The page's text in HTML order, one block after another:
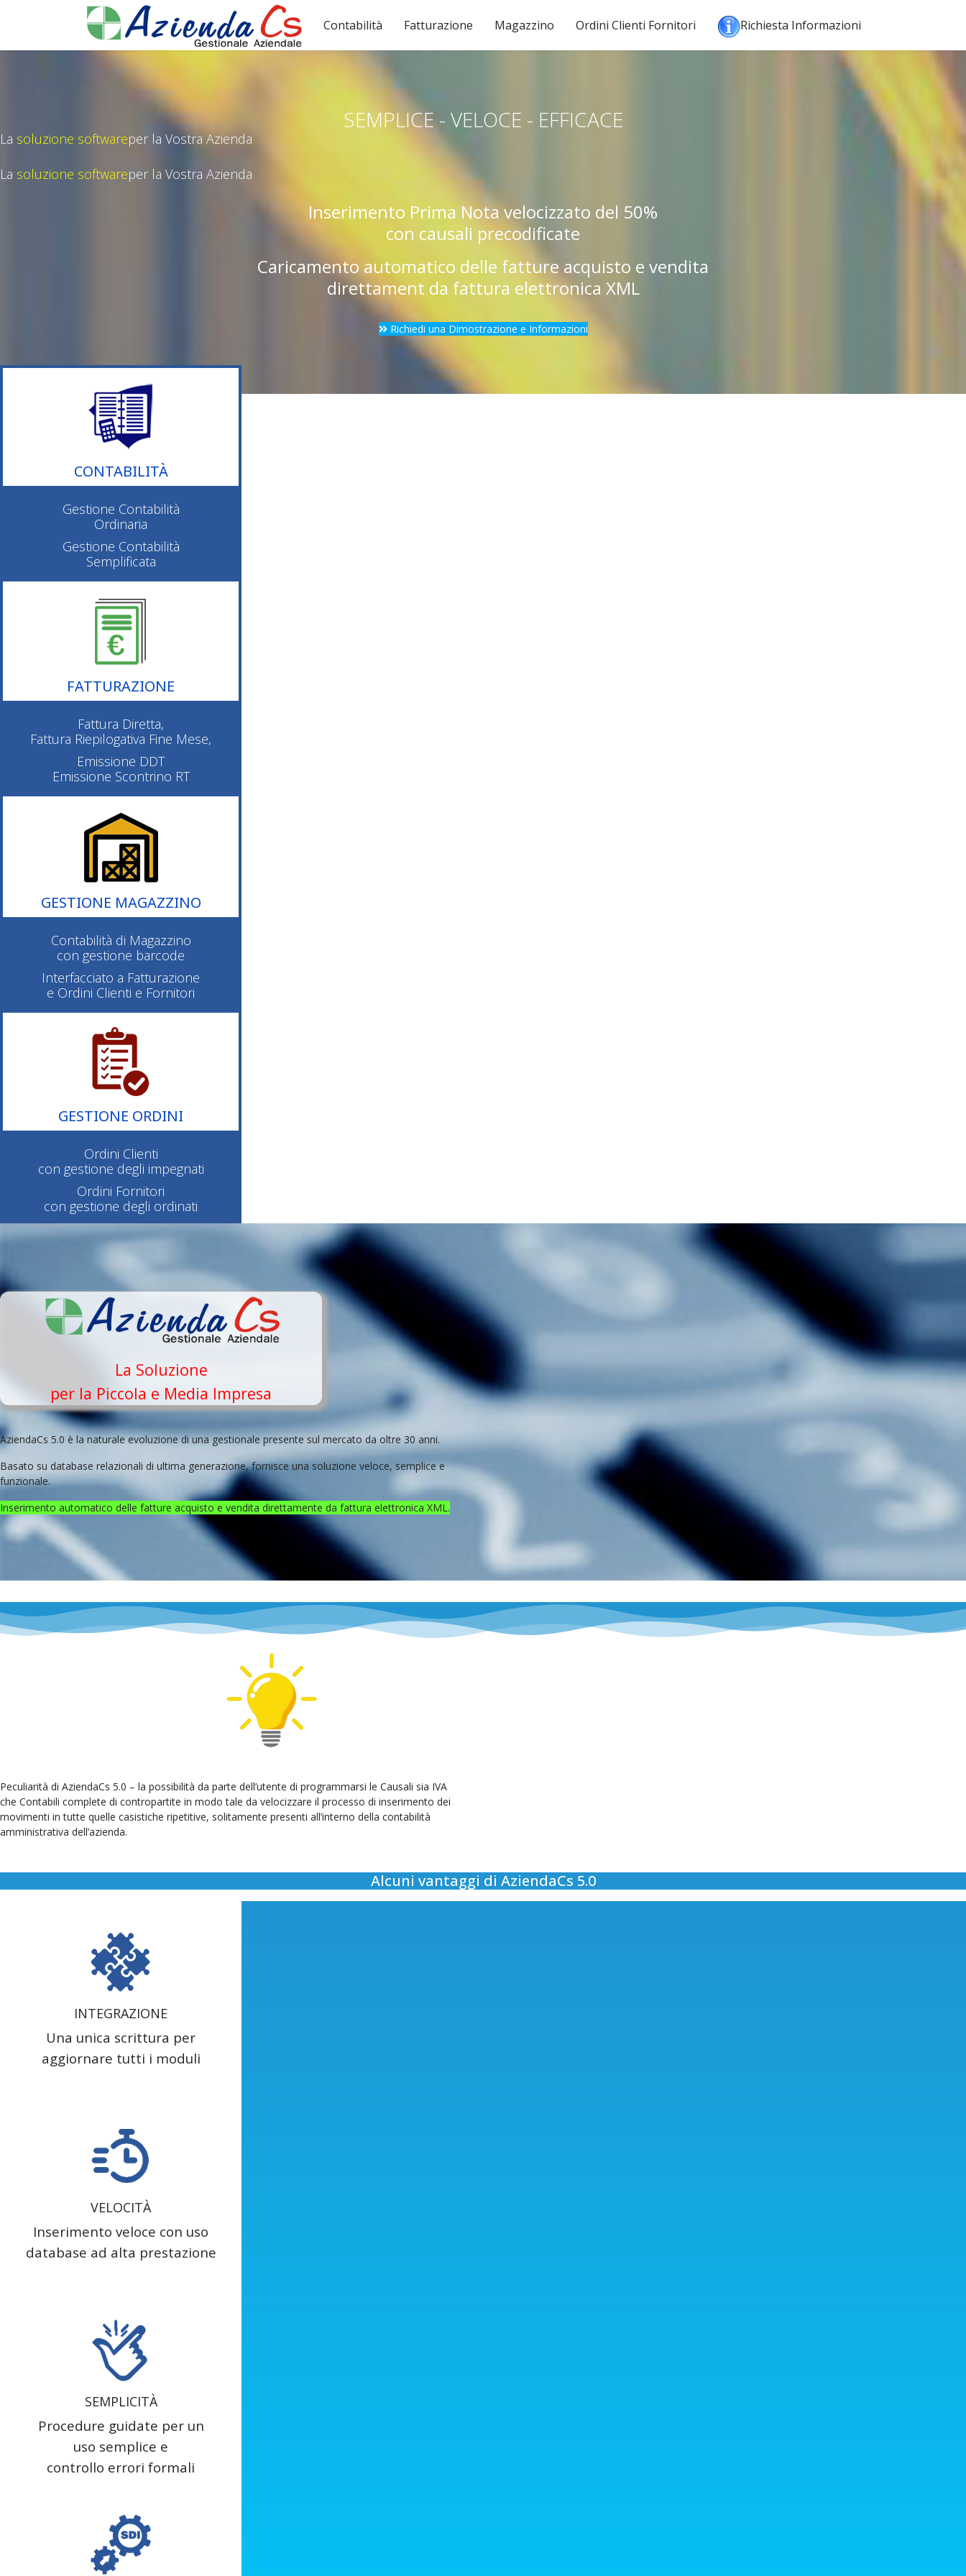
Contabilità Fatturazione Magazzino Ordini Clienti Fornitori Richiesta Informazioni
SEMPLICE - VELOCE - EFFICACE
La soluzione softwareper la Vostra Azienda
La soluzione softwareper la Vostra Azienda
Inserimento Prima Nota velocizzato del 50%
con causali precodificate
Caricamento automatico delle fatture acquisto e vendita
direttament da fattura elettronica XML
Richiedi una Dimostrazione e Informazioni
CONTABILITÀ
Gestione Contabilità
Ordinaria
Gestione Contabilità
Semplificata
FATTURAZIONE
Fattura Diretta,
Fattura Riepilogativa Fine Mese,
Emissione DDT
Emissione Scontrino RT
GESTIONE MAGAZZINO
Contabilità di Magazzino
con gestione barcode
Interfacciato a Fatturazione
e Ordini Clienti e Fornitori
GESTIONE ORDINI
Ordini Clienti
con gestione degli impegnati
Ordini Fornitori
con gestione degli ordinati
La Soluzione
per la Piccola e Media Impresa
AziendaCs 5.0 è la naturale evoluzione di una gestionale presente sul mercato da oltre 30 anni.
Basato su database relazionali di ultima generazione, fornisce una soluzione veloce, semplice e
funzionale.
Inserimento automatico delle fatture acquisto e vendita direttamente da fattura elettronica XML.
Peculiarità di AziendaCs 5.0 – la possibilità da parte dell’utente di programmarsi le Causali sia IVA
che Contabili complete di contropartite in modo tale da velocizzare il processo di inserimento dei
movimenti in tutte quelle casistiche ripetitive, solitamente presenti all’interno della contabilità
amministrativa dell’azienda.
Alcuni vantaggi di AziendaCs 5.0
INTEGRAZIONE
Una unica scrittura per
aggiornare tutti i moduli
VELOCITÀ
Inserimento veloce con uso
database ad alta prestazione
SEMPLICITÀ
Procedure guidate per un
uso semplice e
controllo errori formali